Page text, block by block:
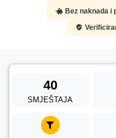
Bez naknada i
40
SMJEŠTAJA